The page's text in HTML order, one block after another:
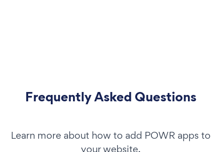
Frequently Asked Questions
Learn more about how to add POWR apps to
your website.